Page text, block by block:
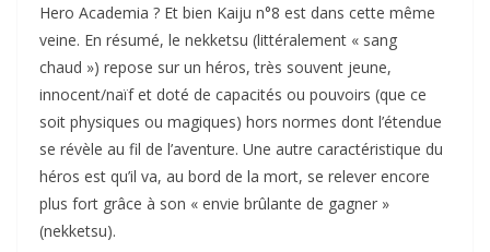
Hero Academia ? Et bien Kaiju n°8 est dans cette même
veine. En résumé, le nekketsu (littéralement « sang
chaud ») repose sur un héros, très souvent jeune,
innocent/naïf et doté de capacités ou pouvoirs (que ce
soit physiques ou magiques) hors normes dont l’étendue
se révèle au fil de l’aventure. Une autre caractéristique du
héros est qu’il va, au bord de la mort, se relever encore
plus fort grâce à son « envie brûlante de gagner »
(nekketsu).